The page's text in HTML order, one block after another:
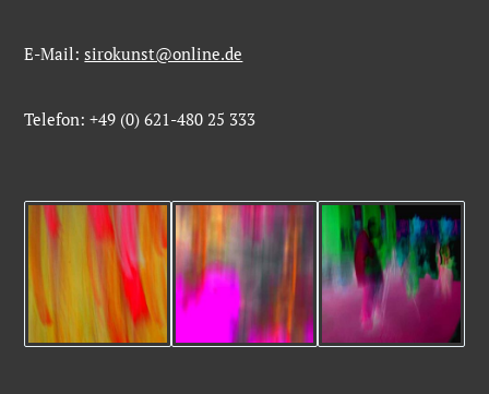
E-Mail: sirokunst@online.de
Telefon: +49 (0) 621-480 25 333